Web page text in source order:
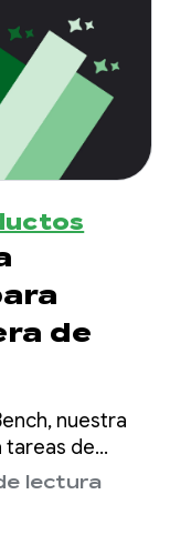
de
nuestra
tareas de
Desde
en función de
de
lectura